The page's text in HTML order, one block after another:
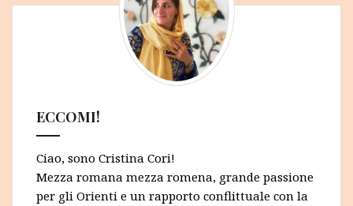
ECCOMI!
Ciao, sono Cristina Cori!
Mezza romana mezza romena, grande passione
per gli Orienti e un rapporto conflittuale con la